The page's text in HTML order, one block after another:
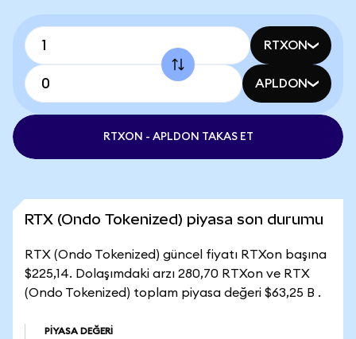
RTXON
APLDON
RTXON - APLDON TAKAS ET
RTX (Ondo Tokenized) piyasa son durumu
RTX (Ondo Tokenized) güncel fiyatı RTXon başına
$225,14. Dolaşımdaki arzı 280,70 RTXon ve RTX
(Ondo Tokenized) toplam piyasa değeri $63,25 B .
PIYASA DEĞERI